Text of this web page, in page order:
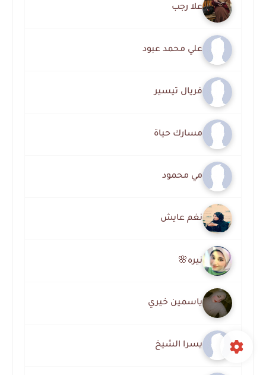
علا رجب
علي محمد عبود
فريال تيسير
مسارك حياة
مي محمود
نغم عايش
نيره🌸
ياسمين خيري
يسرا الشيخ